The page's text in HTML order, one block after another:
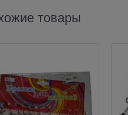
товары